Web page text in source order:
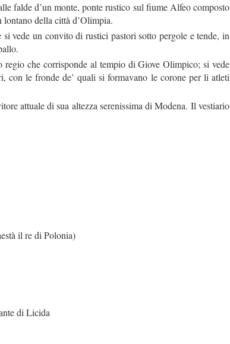
falde d’un monte, ponte rustico sul fiume Alfeo composto
lontano della città d’Olimpia.
vede un convito di rustici pastori sotto pergole e tende, in
che corrisponde al tempio di Giove Olimpico; si vede
con le fronde de’ quali si formavano le corone per li atleti
attuale di sua altezza serenissima di Modena. Il vestiario
il re di Polonia)
di Licida